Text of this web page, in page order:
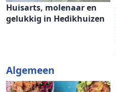
Huisarts, molenaar en
gelukkig in Hedikhuizen
Algemeen